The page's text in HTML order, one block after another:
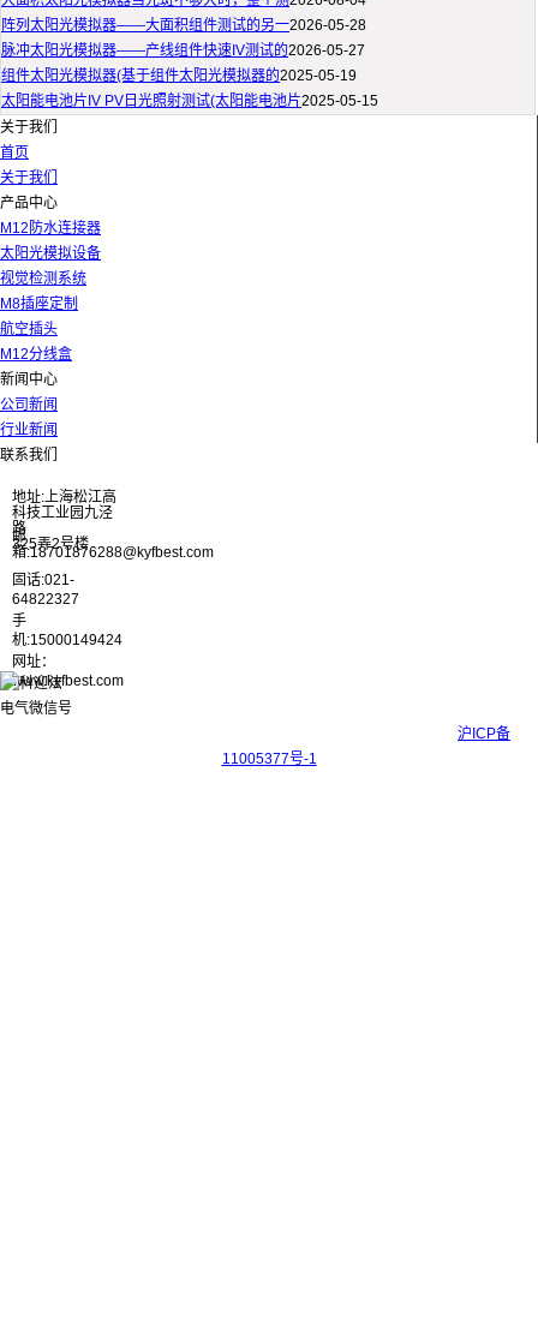
阵列太阳光模拟器——大面积组件测试的另一2026-05-28
脉冲太阳光模拟器——产线组件快速IV测试的2026-05-27
组件太阳光模拟器(基于组件太阳光模拟器的2025-05-19
太阳能电池片IV PV日光照射测试(太阳能电池片2025-05-15
关于我们
首页
关于我们
产品中心
M12防水连接器
太阳光模拟设备
视觉检测系统
M8插座定制
航空插头
M12分线盒
新闻中心
公司新闻
行业新闻
联系我们
地址:上海松江高
科技工业园九泾
路
325弄2号楼
邮
箱:18701876288@kyfbest.com
固话:021-
64822327
手
机:15000149424
网址：
www.kyfbest.com
沪ICP备
11005377号-1